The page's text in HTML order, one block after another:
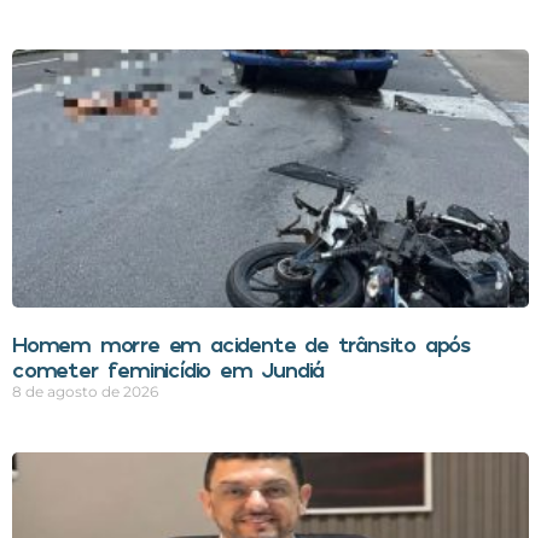
Homem morre em acidente de trânsito após
cometer feminicídio em Jundiá
8 de agosto de 2026